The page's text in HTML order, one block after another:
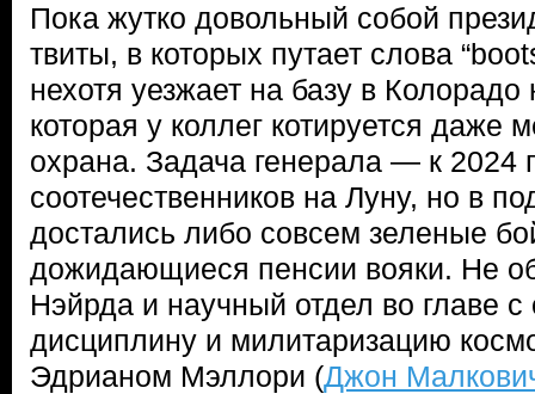
Пока жутко довольный собой
твиты, в которых путает слова
нехотя уезжает на базу в
которая у коллег котируется даже
охрана. Задача генерала — к 2024
соотечественников на Луну, но в
достались либо совсем зеленые
дожидающиеся пенсии вояки. Не
Нэйрда и научный отдел во главе
дисциплину и милитаризацию
Эдрианом Мэллори (Джон